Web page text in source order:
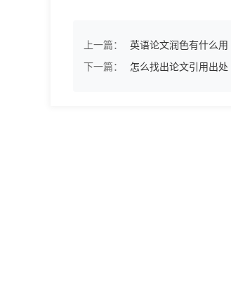
上一篇：
英语论文润色有什么用
下一篇：
怎么找出论文引用出处